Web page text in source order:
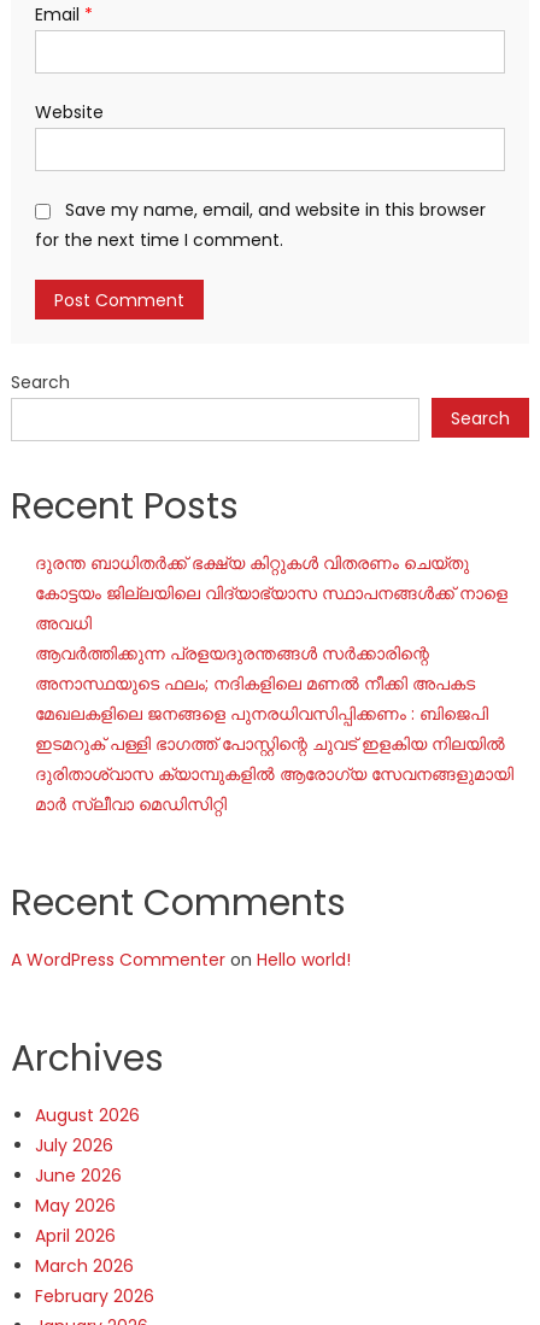
Email *
Website
Save my name, email, and website in this browser
for the next time I comment.
Search
Search
Recent Posts
ദുരന്ത ബാധിതർക്ക് ഭക്ഷ്യ കിറ്റുകൾ വിതരണം ചെയ്തു
കോട്ടയം ജില്ലയിലെ വിദ്യാഭ്യാസ സ്ഥാപനങ്ങൾക്ക് നാളെ
അവധി
ആവർത്തിക്കുന്ന പ്രളയദുരന്തങ്ങൾ സർക്കാരിന്റെ
അനാസ്ഥയുടെ ഫലം; നദികളിലെ മണൽ നീക്കി അപകട
മേഖലകളിലെ ജനങ്ങളെ പുനരധിവസിപ്പിക്കണം : ബിജെപി
ഇടമറുക് പള്ളി ഭാഗത്ത്‌ പോസ്റ്റിന്റെ ചുവട് ഇളകിയ നിലയിൽ
ദുരിതാശ്വാസ ക്യാമ്പുകളിൽ ആരോഗ്യ സേവനങ്ങളുമായി
മാർ സ്ലീവാ മെഡിസിറ്റി
Recent Comments
A WordPress Commenteron Hello world!
Archives
August 2026
July 2026
June 2026
May 2026
April 2026
March 2026
February 2026